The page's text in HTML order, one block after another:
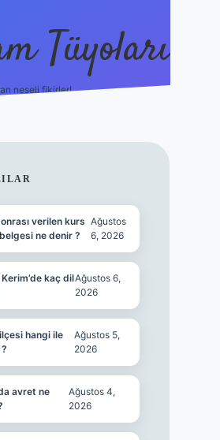
Tüyoları
neşeli fikirler!
verilen kurs
ne denir ?
Ağustos
6, 2026
Kerim’de kaç dilAğustos 6,
2026
hangi ile
Ağustos 5,
2026
avret ne
Ağustos 4,
2026
ilbet canlı maç